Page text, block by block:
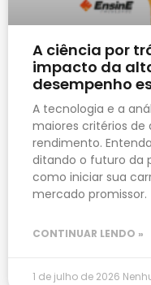
A ciência por
impacto da
desempenho
A tecnologia e a
maiores critérios
rendimento.
ditando o futuro da
como iniciar sua
mercado promissor.
CONTINUAR LENDO »
1 de julho de 2026